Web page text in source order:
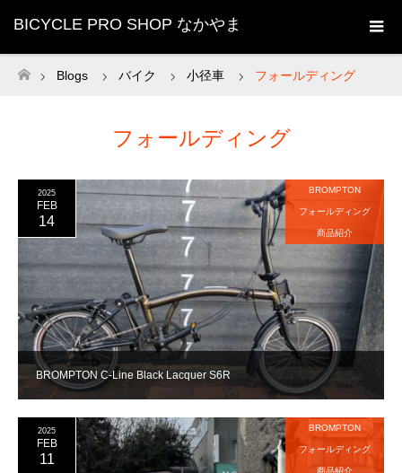
BICYCLE PRO SHOP なかやま
ホーム
Blogs バイク 小径車 フォールディング
フォールディング
BROMPTON C-Line Black Lacquer S6R
2025
FEB
14
BROMPTON
フォールディング
商品紹介
2025
FEB
11
BROMPTON
フォールディング
商品紹介